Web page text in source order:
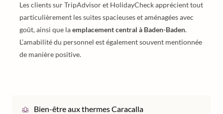
Les clients sur TripAdvisor et HolidayCheck apprécient tout
particulièrement les suites spacieuses et aménagées avec
goût, ainsi que laemplacement central à Baden-Baden.
L’amabilité du personnel est également souvent mentionnée
de manière positive.
Bien-être aux thermes Caracalla